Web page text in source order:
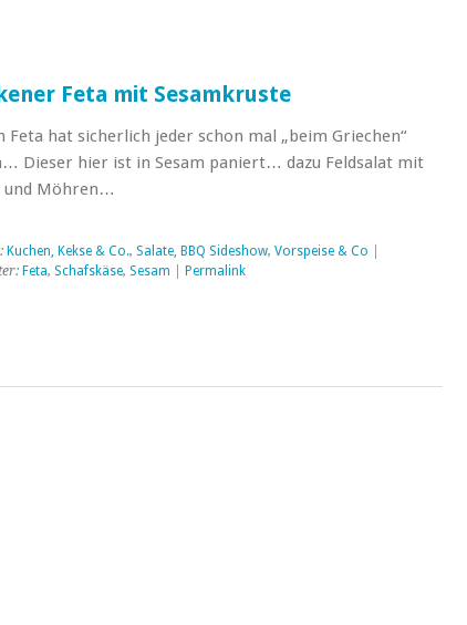
Feta mit Sesamkruste
Feta hat sicherlich jeder schon mal „beim Griechen“
Dieser hier ist in Sesam paniert… dazu Feldsalat mit
und Möhren…
Kuchen, Kekse & Co., Salate, BBQ Sideshow, Vorspeise & Co
Feta, Schafskäse, Sesam Permalink